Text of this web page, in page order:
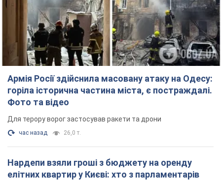
Армія Росії здійснила масовану атаку на Одесу:
горіла історична частина міста, є постраждалі.
Фото та відео
Для терору ворог застосував ракети та дрони
час назад 26,0 т.
Нардепи взяли гроші з бюджету на оренду
елітних квартир у Києві: хто з парламентарів